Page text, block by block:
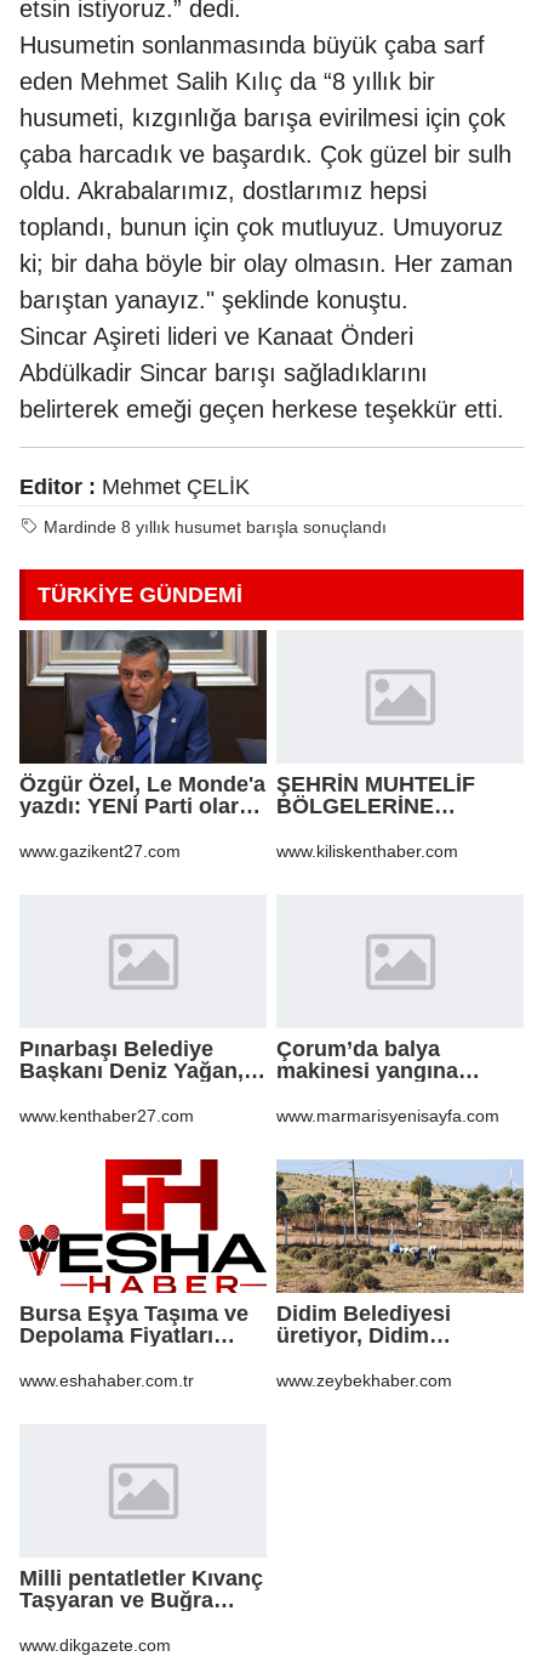
etsin istiyoruz.” dedi.
Husumetin sonlanmasında büyük çaba sarf
eden Mehmet Salih Kılıç da “8 yıllık bir
husumeti, kızgınlığa barışa evirilmesi için çok
çaba harcadık ve başardık. Çok güzel bir sulh
oldu. Akrabalarımız, dostlarımız hepsi
toplandı, bunun için çok mutluyuz. Umuyoruz
ki; bir daha böyle bir olay olmasın. Her zaman
barıştan yanayız." şeklinde konuştu.
Sincar Aşireti lideri ve Kanaat Önderi
Abdülkadir Sincar barışı sağladıklarını
belirterek emeği geçen herkese teşekkür etti.
Editor : Mehmet ÇELİK
Mardinde 8 yıllık husumet barışla sonuçlandı
TÜRKİYE GÜNDEMİ
Özgür Özel, Le Monde'a
yazdı: YENİ Parti olarak
öneriyoruz
www.gazikent27.com
ŞEHRİN MUHTELİF
BÖLGELERİNE
VE BOZULAN
www.kiliskenthaber.com
Pınarbaşı Belediye
Başkanı Deniz Yağan,
www.kenthaber27.com
Çorum’da balya
makinesi yangına
anız küle döndü
www.marmarisyenisayfa.com
Bursa Eşya Taşıma ve
Depolama Fiyatları
İçin Bilinmesi
www.eshahaber.com.tr
Didim Belediyesi
üretiyor, Didim
www.zeybekhaber.com
Milli pentatletler Kıvanç
Taşyaran ve Buğra
Şampiyonası'nda finale
www.dikgazete.com